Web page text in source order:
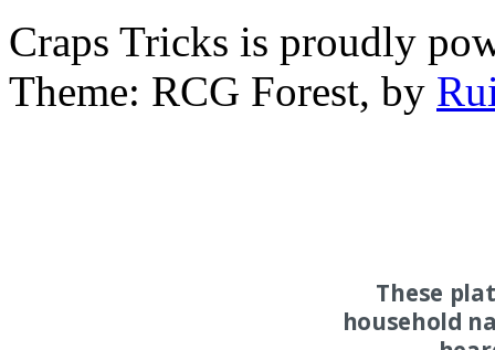
Craps Tricks is proudly
Theme: RCG Forest, by
These
household